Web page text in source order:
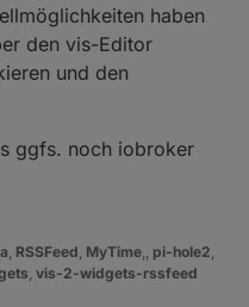
haben
den vis-Editor
und den
ggfs. noch iobroker
, RSSFeed, MyTime,, pi-hole2,
, vis-2-widgets-rssfeed